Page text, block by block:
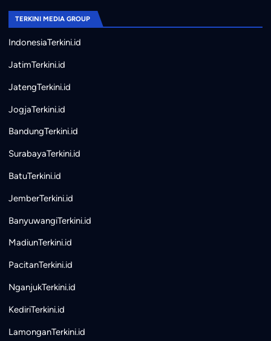
TERKINI MEDIA GROUP
IndonesiaTerkini.id
JatimTerkini.id
JatengTerkini.id
JogjaTerkini.id
BandungTerkini.id
SurabayaTerkini.id
BatuTerkini.id
JemberTerkini.id
BanyuwangiTerkini.id
MadiunTerkini.id
PacitanTerkini.id
NganjukTerkini.id
KediriTerkini.id
LamonganTerkini.id